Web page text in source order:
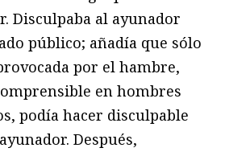
Disculpaba al ayunador
público; añadía que sólo
por el hambre,
en hombres
podía hacer disculpable
Después,